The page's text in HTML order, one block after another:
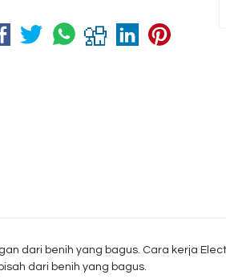
dari benih yang bagus. Cara kerja
dari benih yang bagus.